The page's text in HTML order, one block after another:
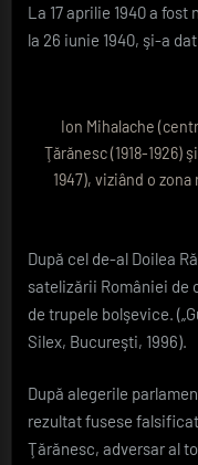
La 17 aprilie 1940 a
la 26 iunie 1940, şi-a
Ion Mihalache
Ţărănesc (1918-1926)
1947), viziând o
După cel de-al Doilea
satelizării României de
de trupele bolşevice.
Silex, Bucureşti, 1996).
După alegerile
rezultat fusese
Ţărănesc, adversar al